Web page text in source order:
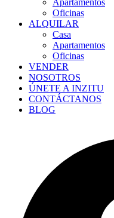
Apartamentos
Oficinas
ALQUILAR
Casa
Apartamentos
Oficinas
VENDER
NOSOTROS
ÚNETE A INZITU
CONTÁCTANOS
BLOG